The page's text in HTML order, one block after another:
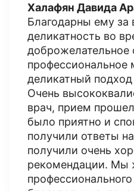
Халафян Давида
Благодарны ему за
деликатность во
доброжелательное
профессиональное
деликатный
Очень
врач, прием
было приятно и
получили ответы
получили очень
рекомендации. Мы